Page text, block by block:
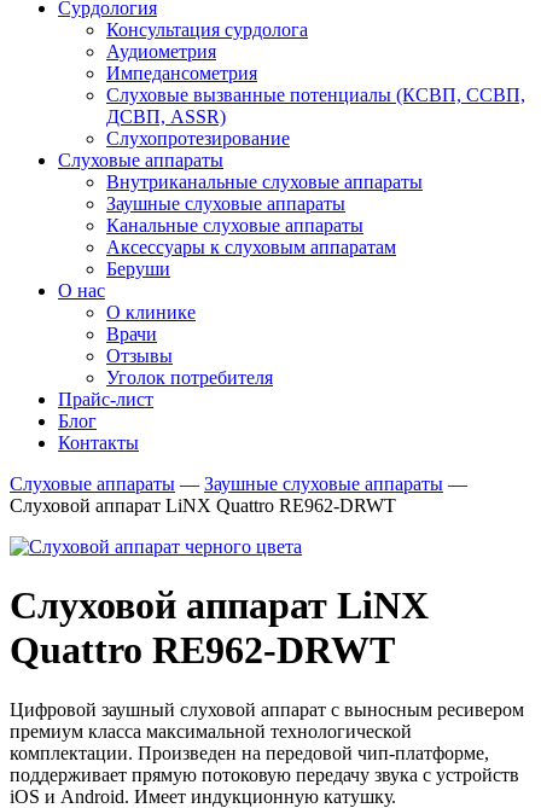
Сурдология
Консультация сурдолога
Аудиометрия
Импедансометрия
Слуховые вызванные потенциалы (КСВП, ССВП,
ДСВП, ASSR)
Слухопротезирование
Слуховые аппараты
Внутриканальные слуховые аппараты
Заушные слуховые аппараты
Канальные слуховые аппараты
Аксессуары к слуховым аппаратам
Беруши
О нас
О клинике
Врачи
Отзывы
Уголок потребителя
Прайс-лист
Блог
Контакты
Слуховые аппараты — Заушные слуховые аппараты —
Слуховой аппарат LiNX Quattro RE962-DRWT
Слуховой аппарат LiNX
Quattro RE962-DRWT
Цифровой заушный слуховой аппарат с выносным ресивером
премиум класса максимальной технологической
комплектации. Произведен на передовой чип-платформе,
поддерживает прямую потоковую передачу звука с устройств
iOS и Android. Имеет индукционную катушку.